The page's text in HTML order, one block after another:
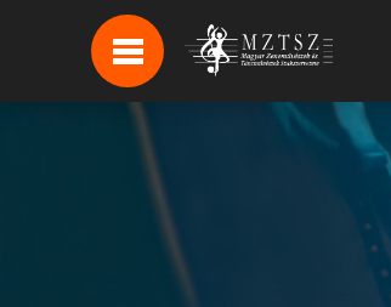
HÍREK
HÍRLEVÉL FELIRATKOZÁS
PODCAST
BACKSTAGE BEJELENTKEZÉS